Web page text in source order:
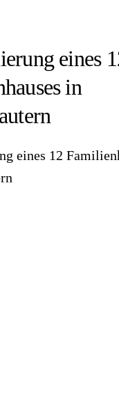
eines
in
eines 12